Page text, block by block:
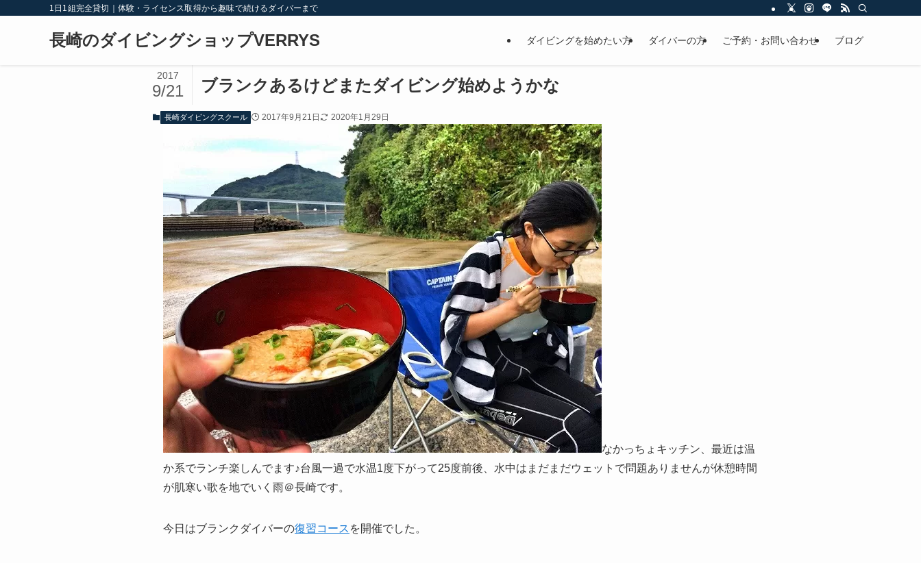
1日1組完全貸切｜体験・ライセンス取得から趣味で続けるダイバーまで
長崎のダイビングショップVERRYS ダイビングを始めたい方 ダイバーの方 ご予約・お問い合わせ ブログ
ブランクあるけどまたダイビング始めようかな
2017
9/21
長崎ダイビングスクール 2017年9月21日 2020年1月29日
なかっちょキッチン、最近は温
か系でランチ楽しんでます♪台風一過で水温1度下がって25度前後、水中はまだまだウェットで問題ありませんが休憩時間
が肌寒い歌を地でいく雨＠長崎です。
今日はブランクダイバーの復習コース を開催でした。